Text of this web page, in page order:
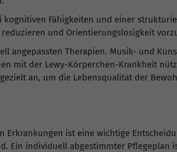
Fähigkeiten und einer
und Orientierungslosigkeit
angepassten Therapien. Musik- und
mit der Lewy-Körperchen-Krankheit
an, um die Lebensqualität der
ist eine wichtige
Ein individuell abgestimmter